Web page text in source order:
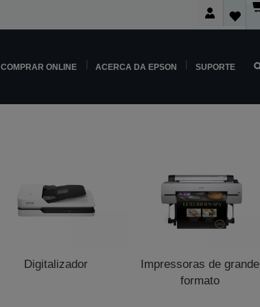
COMPRAR ONLINE ACERCA DA EPSON SUPORTE
Digitalizador
Impressoras de grande
formato